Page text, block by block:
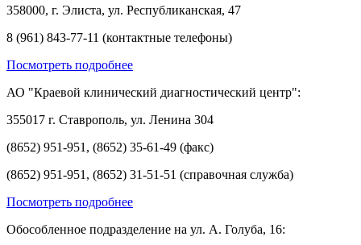
358000, г. Элиста, ул. Республиканская, 47
8 (961) 843-77-11 (контактные телефоны)
Посмотреть подробнее
АО "Краевой клинический диагностический центр":
355017 г. Ставрополь, ул. Ленина 304
(8652) 951-951, (8652) 35-61-49 (факс)
(8652) 951-951, (8652) 31-51-51 (справочная служба)
Посмотреть подробнее
Обособленное подразделение на ул. А. Голуба, 16: